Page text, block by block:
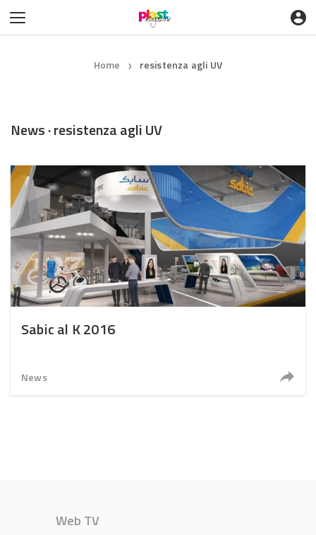
Home ❯ resistenza agli UV
News · resistenza agli UV
Sabic al K 2016
News
Web TV